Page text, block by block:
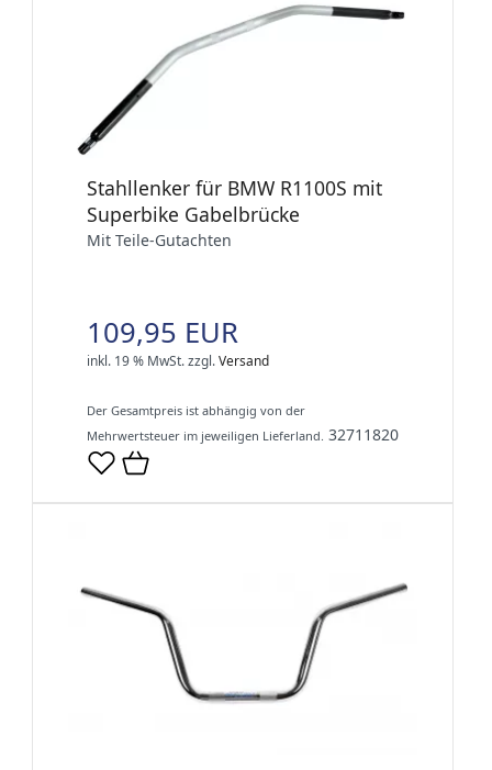
Stahllenker für BMW R1100S mit
Superbike Gabelbrücke
Mit Teile-Gutachten
109,95 EUR
inkl. 19 % MwSt.zzgl.Versand
Der Gesamtpreis ist abhängig von der
Mehrwertsteuer im jeweiligen Lieferland. 32711820